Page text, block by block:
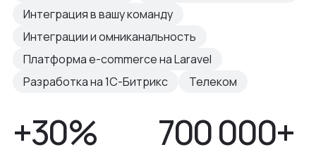
Интеграция в вашу команду
Интеграции и омниканальность
Платформа e-commerce на Laravel
Разработка на 1С-Битрикс
Телеком
+30% 700 000+